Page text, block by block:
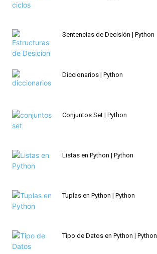
Sentencias de Decisión | Python
Diccionarios | Python
Conjuntos Set | Python
Listas en Python | Python
Tuplas en Python | Python
Tipo de Datos en Python | Python